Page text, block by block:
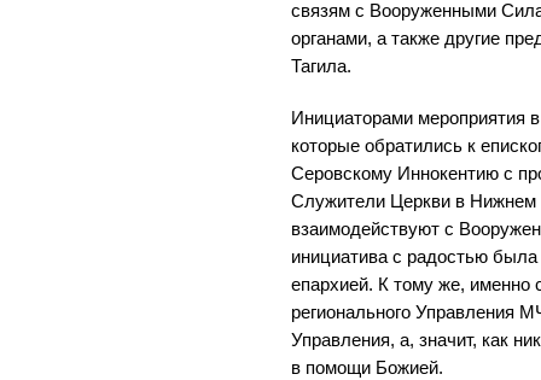
связям с Вооруженными
органами, а также другие
Тагила.
Инициаторами мероприятия
которые обратились к
Серовскому Иннокентию с
Служители Церкви в Нижнем
взаимодействуют с
инициатива с радостью
епархией. К тому же, именно
регионального Управления
Управления, а, значит, как
в помощи Божией.